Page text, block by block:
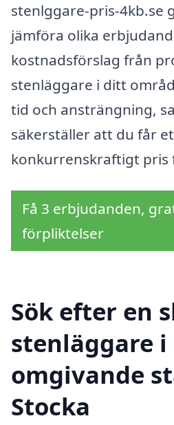
stenlggare-pris-4kb.se
jämföra olika
kostnadsförslag från
stenläggare i ditt
tid och ansträngning,
säkerställer att du får
konkurrenskraftigt
Få 3 erbjudanden,
förpliktelser
Sök efter en
stenläggare i
omgivande
Stocka